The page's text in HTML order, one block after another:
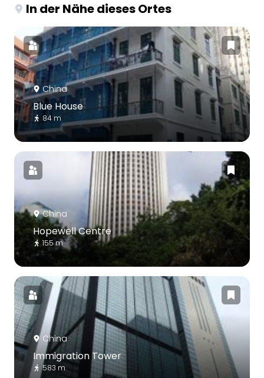
In der Nähe dieses Ortes
China
Blue House
84 m
China
Hopewell Centre
155 m
China
Immigration Tower
583 m